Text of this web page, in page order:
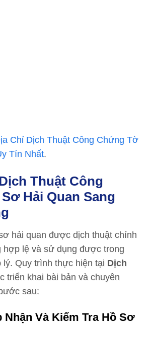
Chỉ Dịch Thuật Công Chứng Tờ
Tín Nhất.
Thuật Công
Hải Quan Sang
hải quan được dịch thuật chính
hợp lệ và sử dụng được trong
lý. Quy trình thực hiện tại Dịch
triển khai bài bản và chuyên
sau:
Và Kiểm Tra Hồ Sơ